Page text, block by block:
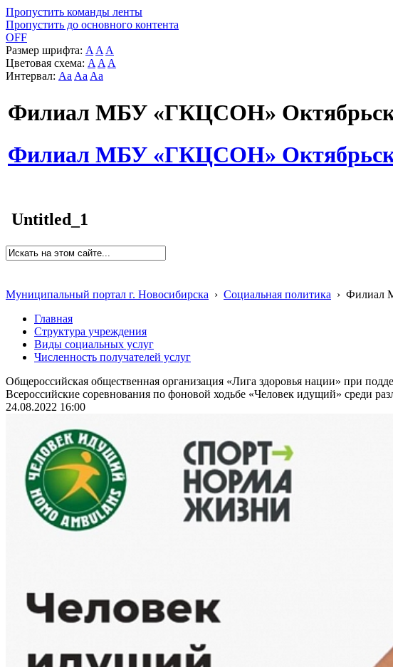
Пропустить команды ленты
Пропустить до основного контента
OFF
Размер шрифта: A A A
Цветовая схема: A A A
Интервал: Aa Aa Aa
Филиал МБУ «ГКЦСОН»
Филиал МБУ «ГКЦСОН»
Untitled_1
Муниципальный портал г. Новосибирска › Социальная политика › Филиал
Главная
Структура учреждения
Виды социальных услуг
Численность получателей услуг
Общероссийская общественная организация «Лига здоровья нации» при
Всероссийские соревнования по фоновой ходьбе «Человек идущий» среди
24.08.2022 16:00